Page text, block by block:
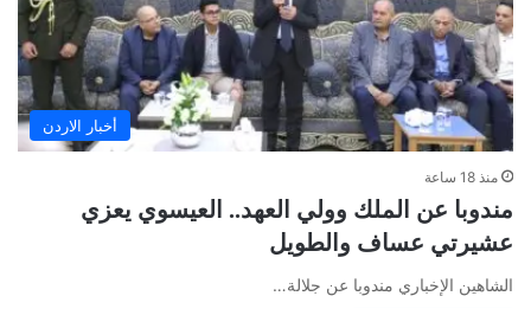
أخبار الاردن
منذ 18 ساعة
مندوبا عن الملك وولي العهد.. العيسوي يعزي
عشيرتي عساف والطويل
الشاهين الإخباري مندوبا عن جلالة…